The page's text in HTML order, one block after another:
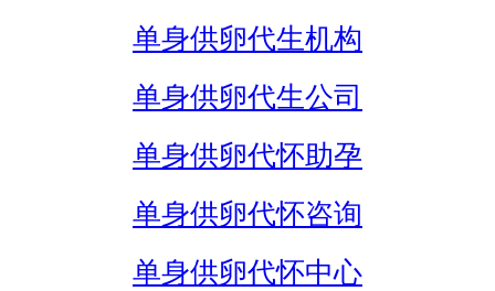
单身供卵代生机构
单身供卵代生公司
单身供卵代怀助孕
单身供卵代怀咨询
单身供卵代怀中心